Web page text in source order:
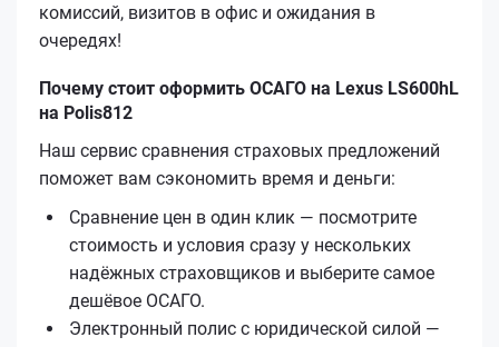
комиссий, визитов в офис и ожидания в
очередях!
Почему стоит оформить ОСАГО на Lexus LS600hL
на Polis812
Наш сервис сравнения страховых предложений
поможет вам сэкономить время и деньги:
Сравнение цен в один клик — посмотрите
стоимость и условия сразу у нескольких
надёжных страховщиков и выберите самое
дешёвое ОСАГО.
Электронный полис с юридической силой —